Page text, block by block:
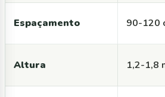
Espaçamento 90-120
Altura 1,2-1,8